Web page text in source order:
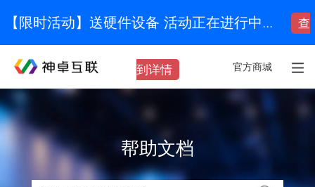
【限时活动】送硬件设备 活动正在进行中... 查
到详情 官方商城
帮助文档